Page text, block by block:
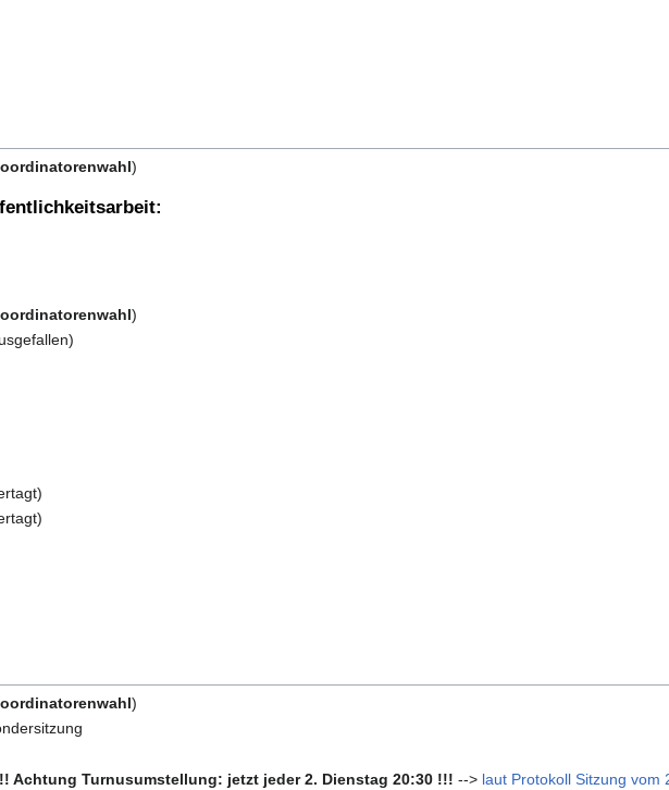
)
)
)
Achtung Turnusumstellung: jetzt jeder 2. Dienstag 20:30 !!! --> laut Protokoll Sitzung vom